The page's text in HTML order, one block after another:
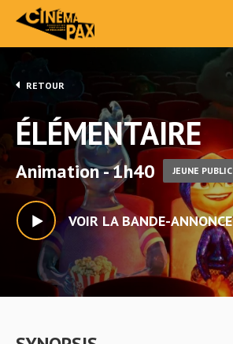
RETOUR
ÉLÉMENTAIRE
Animation - 1h40 JEUNE PUBLIC
VOIR LA BANDE-ANNONCE